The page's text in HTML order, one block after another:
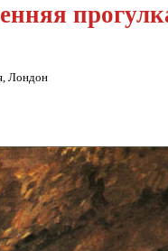
Лондон